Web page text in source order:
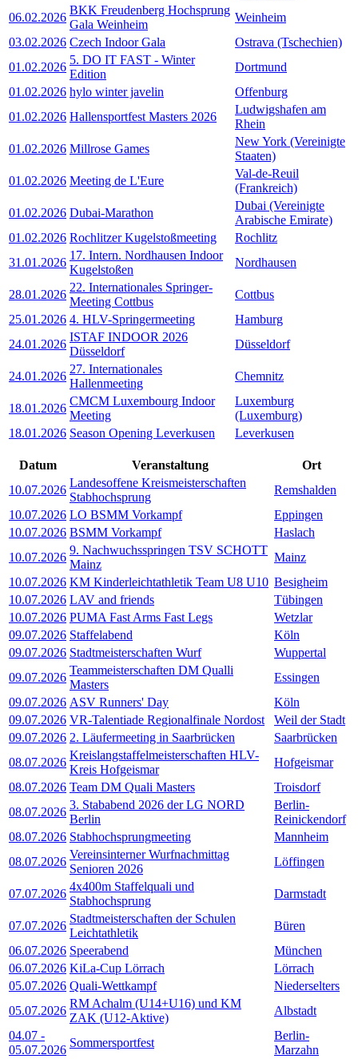
06.02.2026
BKK Freudenberg Hochsprung
Gala Weinheim
Weinheim
03.02.2026 Czech Indoor Gala
Ostrava (Tschechien)
01.02.2026
5. DO IT FAST - Winter
Edition
Dortmund
01.02.2026 hylo winter javelin
Offenburg
01.02.2026 Hallensportfest Masters 2026
Ludwigshafen am
Rhein
01.02.2026 Millrose Games
New York (Vereinigte
Staaten)
01.02.2026 Meeting de L'Eure
Val-de-Reuil
(Frankreich)
01.02.2026 Dubai-Marathon
Dubai (Vereinigte
Arabische Emirate)
01.02.2026 Rochlitzer Kugelstoßmeeting
Rochlitz
31.01.2026
17. Intern. Nordhausen Indoor
Kugelstoßen
Nordhausen
28.01.2026
22. Internationales Springer-
Meeting Cottbus
Cottbus
25.01.2026 4. HLV-Springermeeting
Hamburg
24.01.2026
ISTAF INDOOR 2026
Düsseldorf
Düsseldorf
24.01.2026
27. Internationales
Hallenmeeting
Chemnitz
18.01.2026
CMCM Luxembourg Indoor
Meeting
Luxemburg
(Luxemburg)
18.01.2026 Season Opening Leverkusen Leverkusen
Datum Veranstaltung
Ort
10.07.2026
Landesoffene Kreismeisterschaften
Stabhochsprung
Remshalden
10.07.2026 LO BSMM Vorkampf
Eppingen
10.07.2026 BSMM Vorkampf
Haslach
10.07.2026
9. Nachwuchsspringen TSV SCHOTT
Mainz
Mainz
10.07.2026 KM Kinderleichtathletik Team U8 U10 Besigheim
10.07.2026 LAV and friends
Tübingen
10.07.2026 PUMA Fast Arms Fast Legs
Wetzlar
09.07.2026 Staffelabend
Köln
09.07.2026 Stadtmeisterschaften Wurf
Wuppertal
09.07.2026
Teammeisterschaften DM Qualli
Masters
Essingen
09.07.2026 ASV Runners' Day
Köln
09.07.2026 VR-Talentiade Regionalfinale Nordost
Weil der Stadt
09.07.2026 2. Läufermeeting in Saarbrücken
Saarbrücken
08.07.2026
Kreislangstaffelmeisterschaften HLV-
Kreis Hofgeismar
Hofgeismar
08.07.2026 Team DM Quali Masters
Troisdorf
08.07.2026
3. Stababend 2026 der LG NORD
Berlin
Berlin-
Reinickendorf
08.07.2026 Stabhochsprungmeeting
Mannheim
08.07.2026
Vereinsinterner Wurfnachmittag
Senioren 2026
Löffingen
07.07.2026
4x400m Staffelquali und
Stabhochsprung
Darmstadt
07.07.2026
Stadtmeisterschaften der Schulen
Leichtathletik
Büren
06.07.2026 Speerabend
München
06.07.2026 KiLa-Cup Lörrach
Lörrach
05.07.2026 Quali-Wettkampf
Niederselters
05.07.2026
RM Achalm (U14+U16) und KM
ZAK (U12-Aktive)
Albstadt
04.07 -
05.07.2026
Sommersportfest
Berlin-
Marzahn